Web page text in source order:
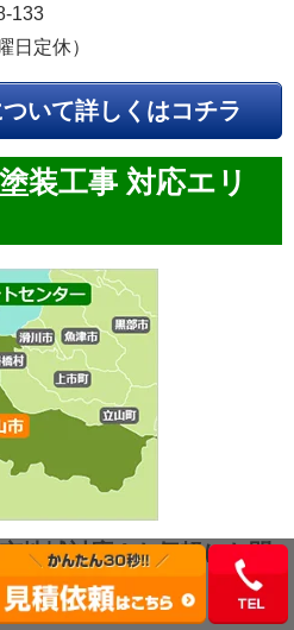
133
日定休）
いて詳しくはコチラ
装工事 対応エリ
地域対応！お気軽にお問